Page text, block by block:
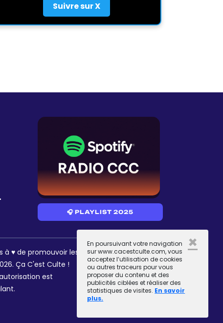
En poursuivant votre navigation
sur www.cacestculte.com, vous
acceptez l’utilisation de cookies
ou autres traceurs pour vous
proposer du contenu et des
publicités ciblées et réaliser des
statistiques de visites. En savoir
plus.
×
Suivre sur X
🎧 PLAYLIST 2025
♥ de promouvoir les
Ça C'est Culte !
est
RÉSEAUX